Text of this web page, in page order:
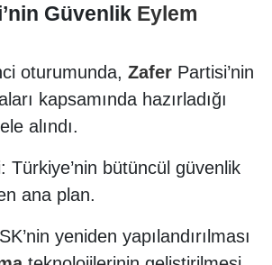
Güvenlik Eylem
oturumunda, Zafer Partisi’nin
kapsamında hazırladığı
alındı.
Türkiye’nin bütüncül güvenlik
ana plan.
yeniden yapılandırılması